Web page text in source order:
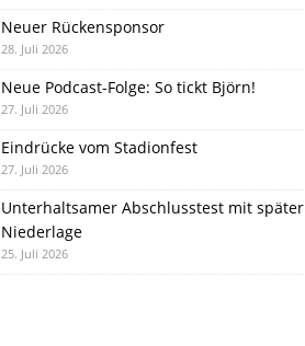
Neuer Rückensponsor
28. Juli 2026
Neue Podcast-Folge: So tickt Björn!
27. Juli 2026
Eindrücke vom Stadionfest
27. Juli 2026
Unterhaltsamer Abschlusstest mit später
Niederlage
25. Juli 2026